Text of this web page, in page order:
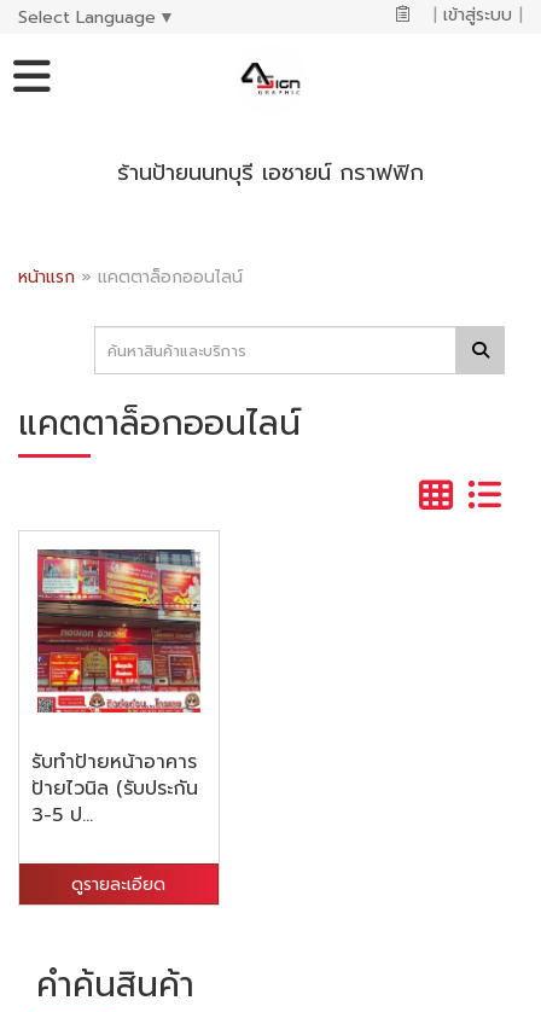
Select Language ▼ | เข้าสู่ระบบ |
ร้านป้ายนนทบุรี เอซายน์ กราฟฟิก
หน้าแรก » แคตตาล็อกออนไลน์
แคตตาล็อกออนไลน์
รับทำป้ายหน้าอาคาร
ป้ายไวนิล (รับประกัน
3-5 ป...
ดูรายละเอียด
คำค้นสินค้า